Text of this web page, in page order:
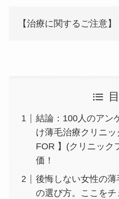
【治療に関するご注意】
結論：100人のアン
け薄毛治療クリニ
FOR 】(クリニック
価！
後悔しない女性の
の選び方。ここを